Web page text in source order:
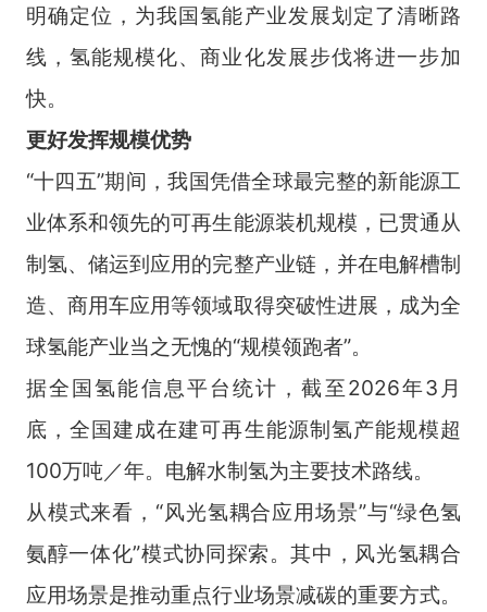
明确定位，为我国氢能产业发展划定了清晰路
线，氢能规模化、商业化发展步伐将进一步加
快。
更好发挥规模优势
“十四五”期间，我国凭借全球最完整的新能源工
业体系和领先的可再生能源装机规模，已贯通从
制氢、储运到应用的完整产业链，并在电解槽制
造、商用车应用等领域取得突破性进展，成为全
球氢能产业当之无愧的“规模领跑者”。
据全国氢能信息平台统计，截至2026年3月
底，全国建成在建可再生能源制氢产能规模超
100万吨／年。电解水制氢为主要技术路线。
从模式来看，“风光氢耦合应用场景”与“绿色氢
氨醇一体化”模式协同探索。其中，风光氢耦合
应用场景是推动重点行业场景减碳的重要方式。